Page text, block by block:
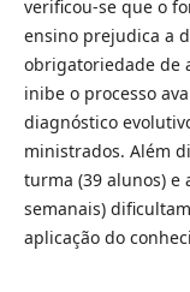
verificou-se que o
ensino prejudica a
obrigatoriedade de
inibe o processo
diagnóstico
ministrados. Além
turma (39 alunos) e
semanais)
aplicação do